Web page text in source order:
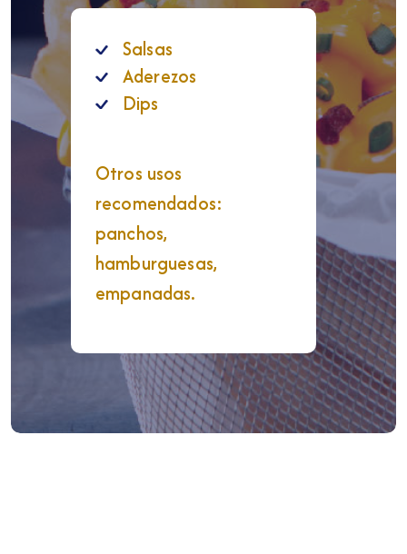
Salsas
Aderezos
Dips
Otros usos
recomendados:
panchos,
hamburguesas,
empanadas.